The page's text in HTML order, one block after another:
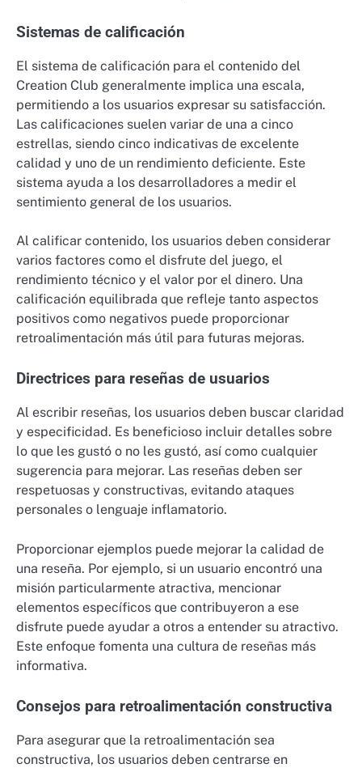
Sistemas de calificación
El sistema de calificación para el contenido del
Creation Club generalmente implica una escala,
permitiendo a los usuarios expresar su satisfacción.
Las calificaciones suelen variar de una a cinco
estrellas, siendo cinco indicativas de excelente
calidad y uno de un rendimiento deficiente. Este
sistema ayuda a los desarrolladores a medir el
sentimiento general de los usuarios.
Al calificar contenido, los usuarios deben considerar
varios factores como el disfrute del juego, el
rendimiento técnico y el valor por el dinero. Una
calificación equilibrada que refleje tanto aspectos
positivos como negativos puede proporcionar
retroalimentación más útil para futuras mejoras.
Directrices para reseñas de usuarios
Al escribir reseñas, los usuarios deben buscar claridad
y especificidad. Es beneficioso incluir detalles sobre
lo que les gustó o no les gustó, así como cualquier
sugerencia para mejorar. Las reseñas deben ser
respetuosas y constructivas, evitando ataques
personales o lenguaje inflamatorio.
Proporcionar ejemplos puede mejorar la calidad de
una reseña. Por ejemplo, si un usuario encontró una
misión particularmente atractiva, mencionar
elementos específicos que contribuyeron a ese
disfrute puede ayudar a otros a entender su atractivo.
Este enfoque fomenta una cultura de reseñas más
informativa.
Consejos para retroalimentación constructiva
Para asegurar que la retroalimentación sea
constructiva, los usuarios deben centrarse en